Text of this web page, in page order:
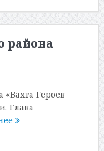
района
Героев
Глава